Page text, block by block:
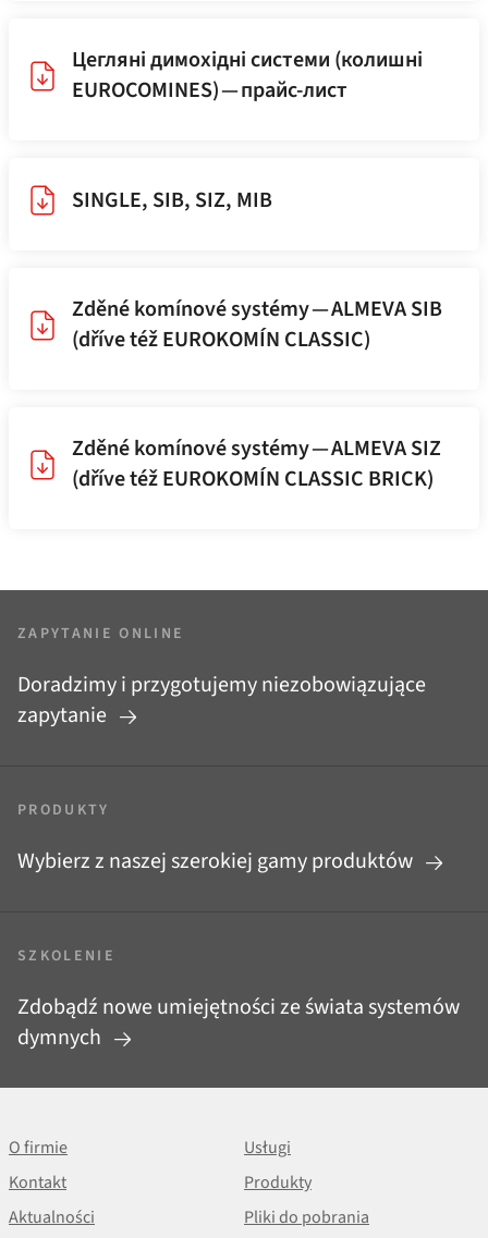
Цегляні димохідні системи (колишні
EUROCOMINES) — прайс-лист
SINGLE, SIB, SIZ, MIB
Zděné komínové systémy — ALMEVA SIB
(dříve též EUROKOMÍN CLASSIC)
Zděné komínové systémy — ALMEVA SIZ
(dříve též EUROKOMÍN CLASSIC BRICK)
ZAPYTANIE ONLINE
Doradzimy i przygotujemy niezobowiązujące
zapytanie
PRODUKTY
Wybierz z naszej szerokiej gamy produktów
SZKOLENIE
Zdobądź nowe umiejętności ze świata systemów
dymnych
O firmie
Usługi
Kontakt
Produkty
Aktualności
Pliki do pobrania